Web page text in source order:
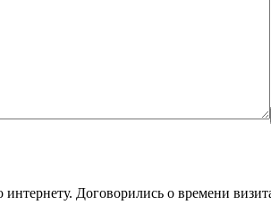
Договорились о времени